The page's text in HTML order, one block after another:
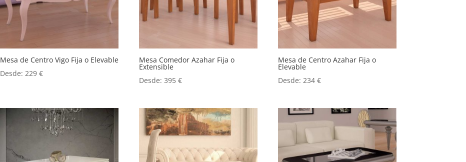
Mesa de Centro Vigo Fija o Elevable
Desde:229€
Mesa Comedor Azahar Fija o
Extensible
Desde:395€
Mesa de Centro Azahar Fija o
Elevable
Desde:234€